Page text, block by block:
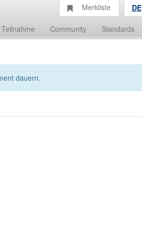
Teilnahme Community Standards
Merkliste DE
dauern.